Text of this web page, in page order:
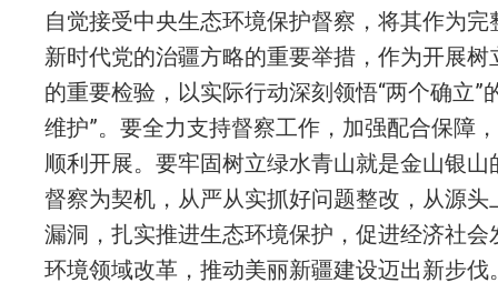
自觉接受中央生态环境保护督察，将其作为
新时代党的治疆方略的重要举措，作为开展
的重要检验，以实际行动深刻领悟“两个确立”
维护”。要全力支持督察工作，加强配合保障
顺利开展。要牢固树立绿水青山就是金山银
督察为契机，从严从实抓好问题整改，从源
漏洞，扎实推进生态环境保护，促进经济社
环境领域改革，推动美丽新疆建设迈出新步伐